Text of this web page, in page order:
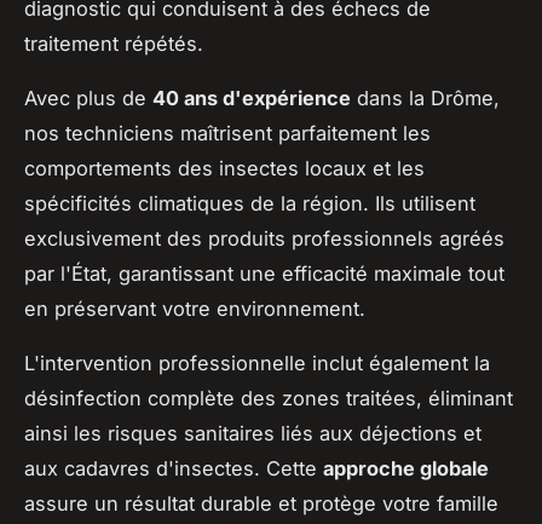
diagnostic qui conduisent à des échecs de
traitement répétés.
Avec plus de 40 ans d'expérience dans la Drôme,
nos techniciens maîtrisent parfaitement les
comportements des insectes locaux et les
spécificités climatiques de la région. Ils utilisent
exclusivement des produits professionnels agréés
par l'État, garantissant une efficacité maximale tout
en préservant votre environnement.
L'intervention professionnelle inclut également la
désinfection complète des zones traitées, éliminant
ainsi les risques sanitaires liés aux déjections et
aux cadavres d'insectes. Cette approche globale
assure un résultat durable et protège votre famille